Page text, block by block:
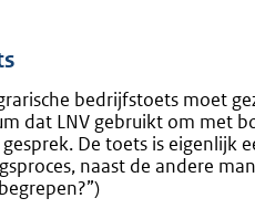
bedrijfstoets moet
dat LNV gebruikt om met
De toets is eigenlijk
naast de andere